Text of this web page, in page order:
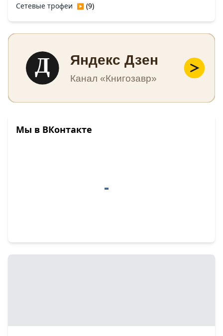
Сетевые трофеи ▶ (9)
Д Яндекс Дзен
Канал «Книгозавр»
Мы в ВКонтакте